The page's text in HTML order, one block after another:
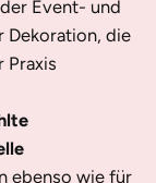
Event- und
Dekoration, die
Praxis
ebenso wie für